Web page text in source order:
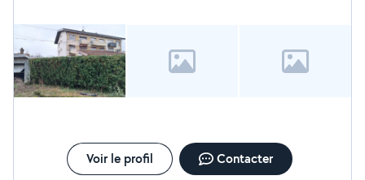
Voir le profil Contacter